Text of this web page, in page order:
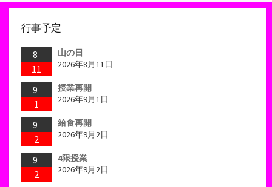
行事予定
8
11
山の日
2026年8月11日
9
1
授業再開
2026年9月1日
9
2
給食再開
2026年9月2日
9
2
4限授業
2026年9月2日